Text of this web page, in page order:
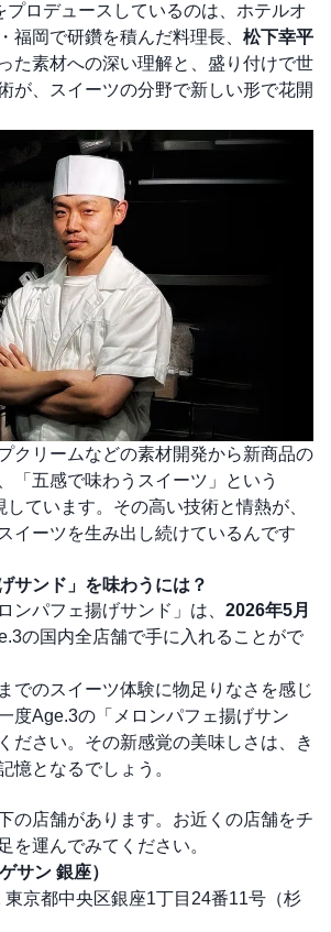
プロデュースしているのは、ホテルオ
福岡で研鑽を積んだ料理長、 松下幸平
た素材への深い理解と、盛り付けで世
が、スイーツの分野で新しい形で花開
クリームなどの素材開発から新商品の
「五感で味わうスイーツ」という
ています。その高い技術と情熱が、
イーツを生み出し続けているんです
サンド」を味わうには？
ンパフェ揚げサンド」は、 2026年5月
の国内全店舗で手に入れることがで
でのスイーツ体験に物足りなさを感じ
度Age.3の「メロンパフェ揚げサン
ださい。その新感覚の美味しさは、き
憶となるでしょう。
の店舗があります。お近くの店舗をチ
を運んでみてください。
サン 銀座）
京都中央区銀座1丁目24番11号（杉